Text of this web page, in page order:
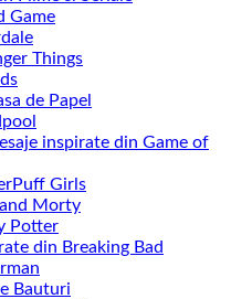
Game
Things
de Papel
inspirate din Game of
Girls
Morty
Potter
din Breaking Bad
Bauturi